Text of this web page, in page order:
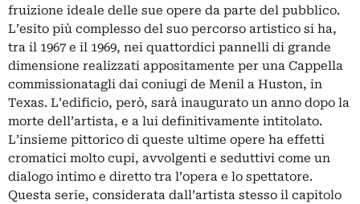
fruizione ideale delle sue opere da parte del pubblico.
L’esito più complesso del suo percorso artistico si ha,
tra il 1967 e il 1969, nei quattordici pannelli di grande
dimensione realizzati appositamente per una Cappella
commissionatagli dai coniugi de Menil a Huston, in
Texas. L’edificio, però, sarà inaugurato un anno dopo la
morte dell’artista, e a lui definitivamente intitolato.
L’insieme pittorico di queste ultime opere ha effetti
cromatici molto cupi, avvolgenti e seduttivi come un
dialogo intimo e diretto tra l’opera e lo spettatore.
Questa serie, considerata dall’artista stesso il capitolo